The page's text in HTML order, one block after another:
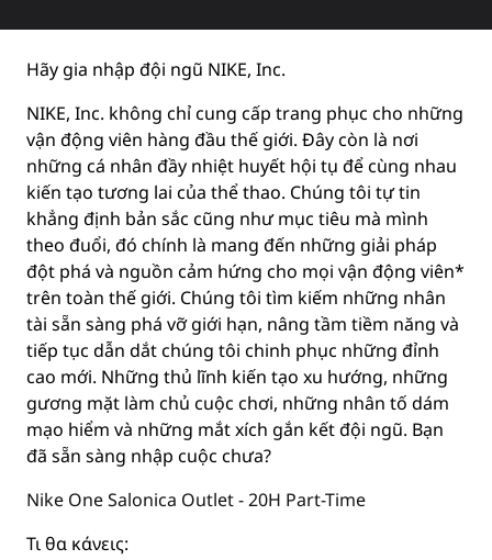
Hãy gia nhập đội ngũ NIKE, Inc.
NIKE, Inc. không chỉ cung cấp trang phục cho những
vận động viên hàng đầu thế giới. Đây còn là nơi
những cá nhân đầy nhiệt huyết hội tụ để cùng nhau
kiến tạo tương lai của thể thao. Chúng tôi tự tin
khẳng định bản sắc cũng như mục tiêu mà mình
theo đuổi, đó chính là mang đến những giải pháp
đột phá và nguồn cảm hứng cho mọi vận động viên*
trên toàn thế giới. Chúng tôi tìm kiếm những nhân
tài sẵn sàng phá vỡ giới hạn, nâng tầm tiềm năng và
tiếp tục dẫn dắt chúng tôi chinh phục những đỉnh
cao mới. Những thủ lĩnh kiến tạo xu hướng, những
gương mặt làm chủ cuộc chơi, những nhân tố dám
mạo hiểm và những mắt xích gắn kết đội ngũ. Bạn
đã sẵn sàng nhập cuộc chưa?
Nike One Salonica Outlet - 20H Part-Time
Τι θα κάνεις: